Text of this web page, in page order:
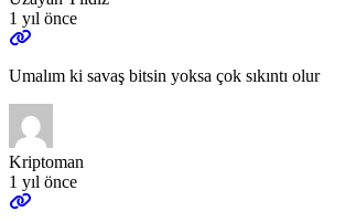
1 yıl önce
Umalım ki savaş bitsin yoksa çok sıkıntı olur
Kriptoman
1 yıl önce